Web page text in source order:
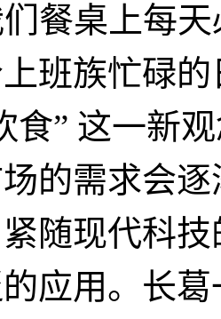
餐桌上每天
班族忙碌
食” 这一新
的需求会
随现代科
应用。 长